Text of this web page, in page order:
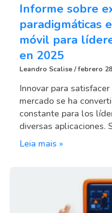
Informe sobre
paradigmáticas
móvil para
en 2025
Leandro Scalise febrero
Innovar para
mercado se ha
constante para los
diversas aplicaciones.
Leia mais »